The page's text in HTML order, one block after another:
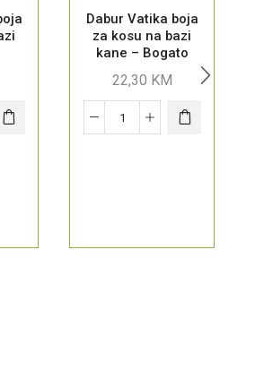
Dabur Vatika boja
za kosu na bazi
kane – Bogato
22,30 KM